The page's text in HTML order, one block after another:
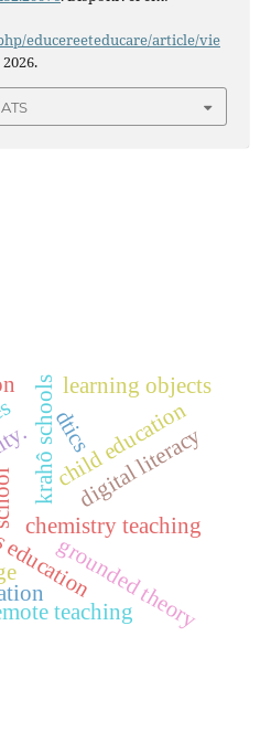
educereeteducare/article/vie
krahô schoolschild education
chemistry teaching
grounded theory
teaching
learning objects
digital literacy
dtics